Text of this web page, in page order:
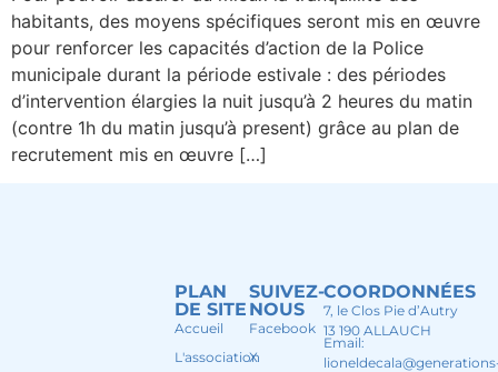
habitants, des moyens spécifiques seront mis en œuvre
pour renforcer les capacités d’action de la Police
municipale durant la période estivale : des périodes
d’intervention élargies la nuit jusqu’à 2 heures du matin
(contre 1h du matin jusqu’à present) grâce au plan de
recrutement mis en œuvre […]
SUIVEZ-
NOUS
Facebook
X
PLAN
DE SITE
Accueil
L'association
COORDONNÉES
7, le Clos Pie d’Autry
13 190 ALLAUCH
Email: